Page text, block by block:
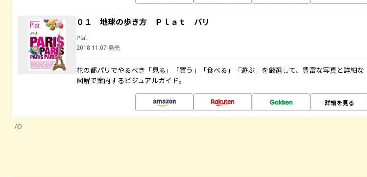
０１ 地球の歩き方 Ｐｌａｔ パリ
Plat
2018.11.07 発売
花の都パリでやるべき「見る」「買う」「食べる」「遊ぶ」を厳選して、豊富な写真と詳細な
図解で案内するビジュアルガイド。
詳細を見る
AD